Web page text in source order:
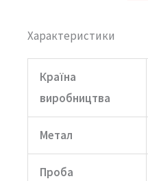
Характеристики
Країна
виробництва
Метал
Проба